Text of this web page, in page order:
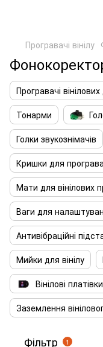
Програвачі вінілу
Програвачі вінілових
Тонарми
Голки звукознімачів
Кришки для
Мати для вінілових
Ваги для
Антивібраційні
Мийки для вінілу
Вінілові
Заземлення
Фільтр 1